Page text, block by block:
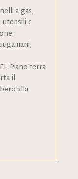
a gas,
e
Piano terra
il
alla